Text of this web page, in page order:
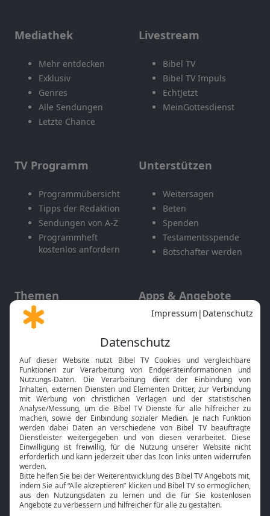
Mediathek
Mehr entdecken
Exklusiv
Genres
Alle Sendungen
Letzte Chance
Livestream
Bibel TV
Bibel TV Impuls
EchtJetzt
MeinGottesdienst
TV Programm
Programmübersicht
Tipps der Redaktion
Sendungen von A-Z
Programmheft
kostenlos anfordern
Unterstützen
Weitersagen
Beten
Spenden
Testamentsspende
Botschafter werden
Themen
Gott und Bibel erklärt
Neuigkeiten
Apps & Angebote
Mobile App
Smart TV
HbbTV
Bibelthek Online-Bibel
Nächster Gottesdienst
Bibel TV
Über uns
Jobs
Service
Kontakt
TV-Empfang